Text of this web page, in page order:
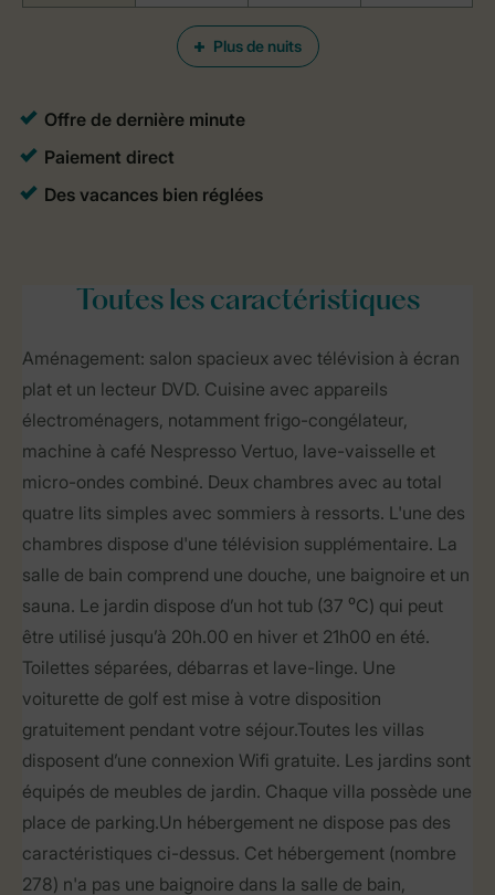
Plus de nuits
Toutesles caractéristiques
Aménagement: salon spacieux avec télévision à écran
plat et un lecteur DVD. Cuisine avec appareils
électroménagers, notamment frigo-congélateur,
machine à café Nespresso Vertuo, lave-vaisselle et
micro-ondes combiné. Deux chambres avec au total
quatre lits simples avec sommiers à ressorts. L'une des
chambres dispose d'une télévision supplémentaire. La
salle de bain comprend une douche, une baignoire et un
sauna. Le jardin dispose d’un hot tub (37 ⁰C) qui peut
être utilisé jusqu’à 20h.00 en hiver et 21h00 en été.
Toilettes séparées, débarras et lave-linge. Une
voiturette de golf est mise à votre disposition
gratuitement pendant votre séjour.Toutes les villas
disposent d’une connexion Wifi gratuite. Les jardins sont
équipés de meubles de jardin. Chaque villa possède une
place de parking.Un hébergement ne dispose pas des
caractéristiques ci-dessus. Cet hébergement (nombre
278) n'a pas une baignoire dans la salle de bain,